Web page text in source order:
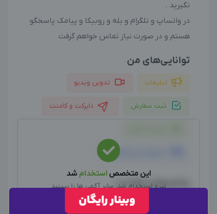
نگیرید .
در واتساپ و تلگرام و بله و روبیکا و پیامک پاسخگو
هستم و در صورت نیاز تماس خواهم گرفت
توانایی‌های من
تبلیغات تدوین ویدیو
ثبت سفارش دایرکت و کامنت
مشاوره و برنامه‌ریزی
پلتفرم‌های فعالیت
این متخصص استخدام شد
نیرو استخدام شد، سایر آگهی ها را ببینید
سایر متخصصین